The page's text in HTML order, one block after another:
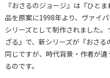
『おさるのジョージ』は『ひと
品を原案に1998年より、ヴァイ
シリーズとして制作されました
ざる』で、新シリーズが『おさ
同じですが、時代背景・作者が
るのです。